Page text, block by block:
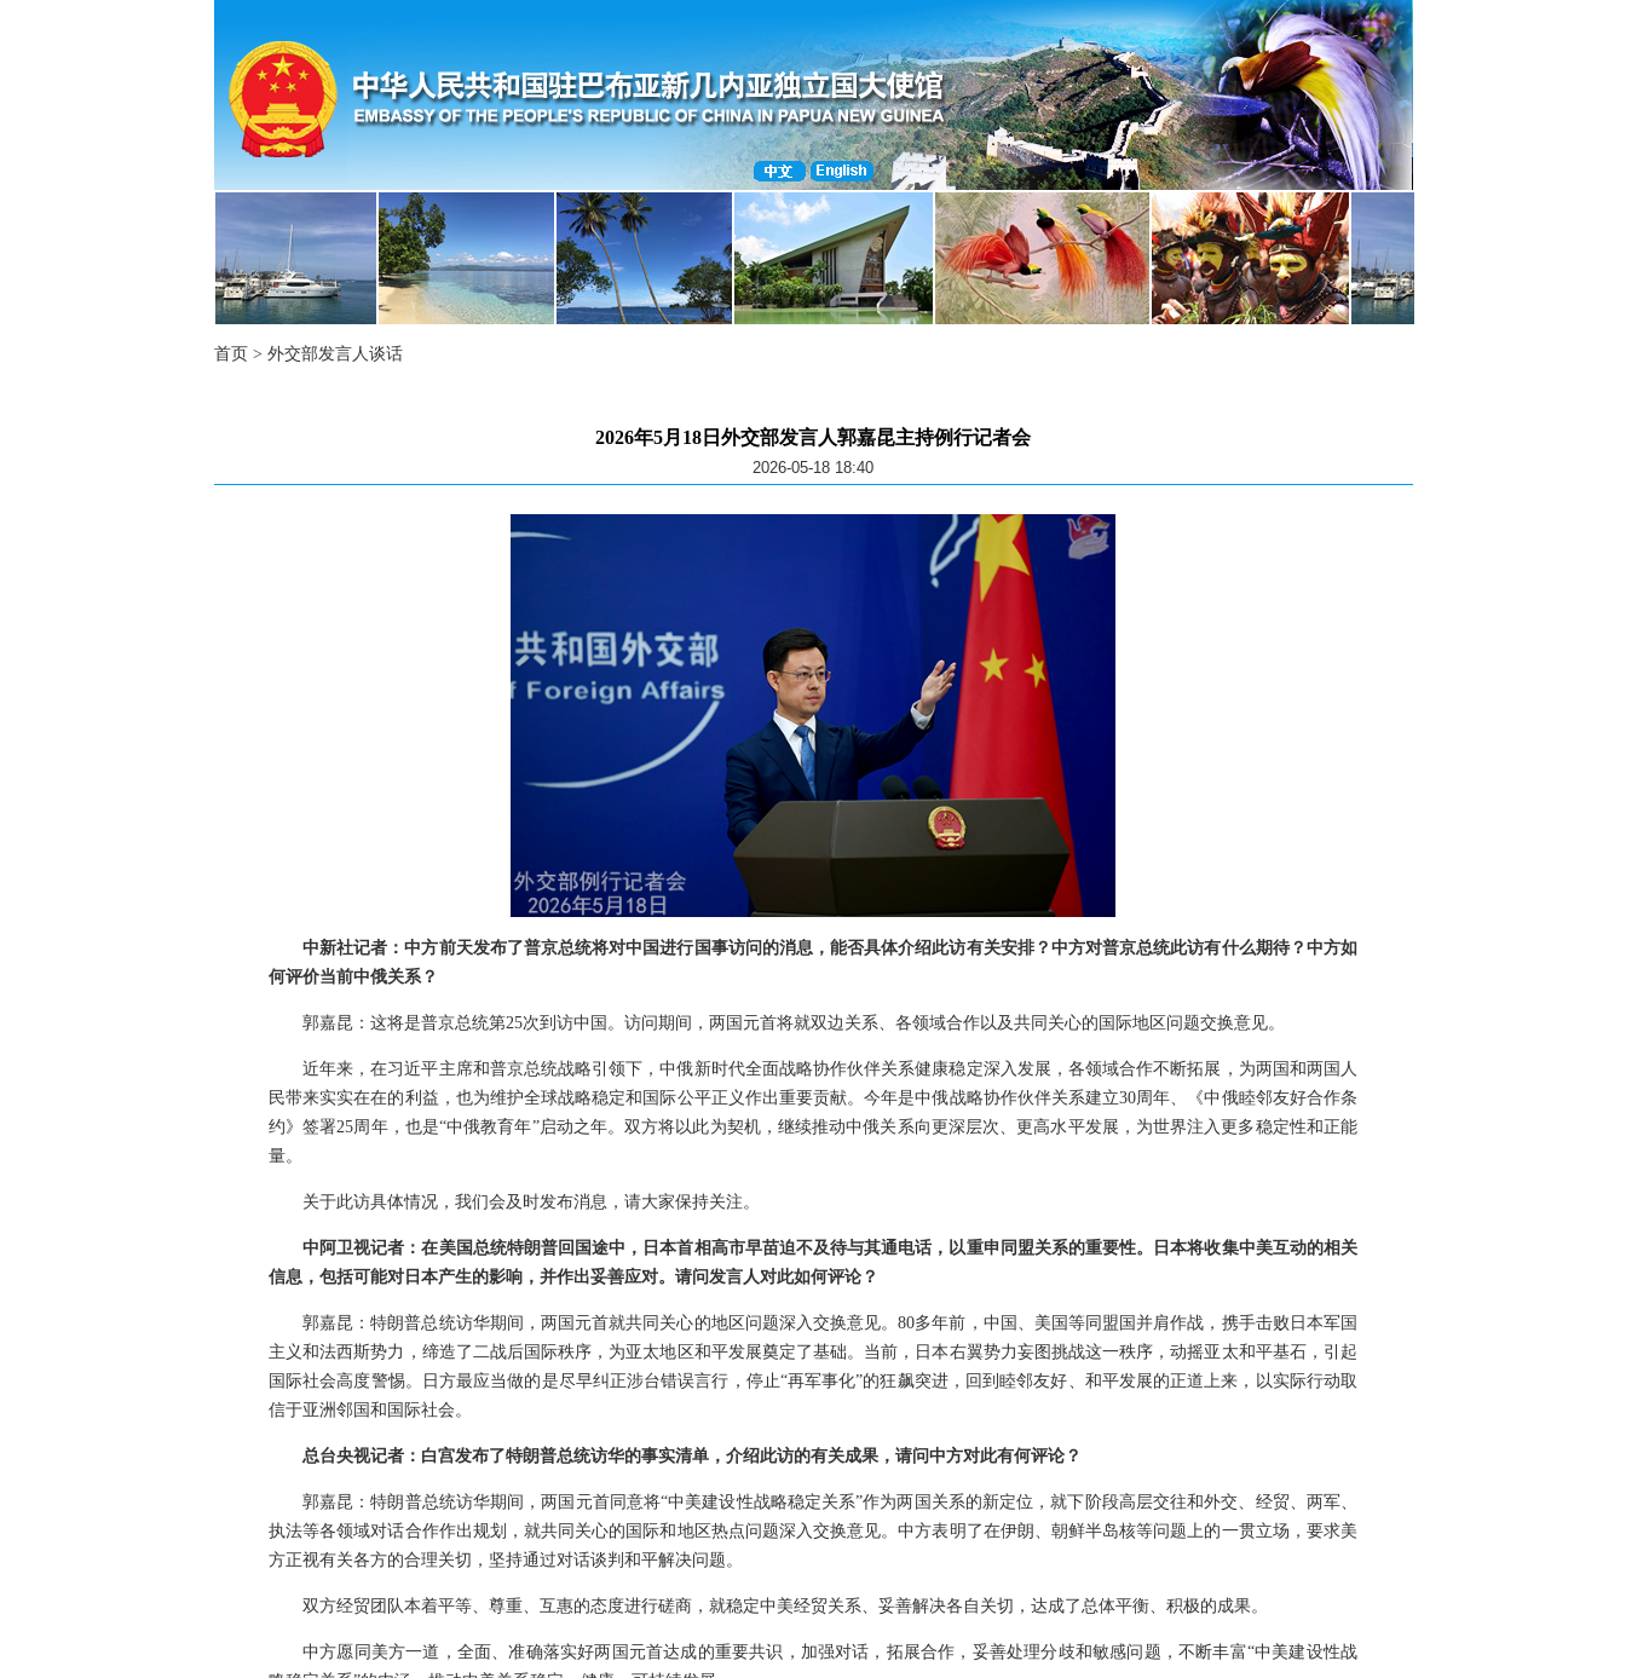
首页 > 外交部发言人谈话
2026年5月18日外交部发言人郭嘉昆主持例行记者会
2026-05-18 18:40
中新社记者：中方前天发布了普京总统将对中国进行国事访问的消息，能否具体介绍此访有关安排？中方对普京总统此访有什么期待？中方如
何评价当前中俄关系？
郭嘉昆：这将是普京总统第25次到访中国。访问期间，两国元首将就双边关系、各领域合作以及共同关心的国际地区问题交换意见。
近年来，在习近平主席和普京总统战略引领下，中俄新时代全面战略协作伙伴关系健康稳定深入发展，各领域合作不断拓展，为两国和两国人
民带来实实在在的利益，也为维护全球战略稳定和国际公平正义作出重要贡献。今年是中俄战略协作伙伴关系建立30周年、《中俄睦邻友好合作条
约》签署25周年，也是“中俄教育年”启动之年。双方将以此为契机，继续推动中俄关系向更深层次、更高水平发展，为世界注入更多稳定性和正能
量。
关于此访具体情况，我们会及时发布消息，请大家保持关注。
中阿卫视记者：在美国总统特朗普回国途中，日本首相高市早苗迫不及待与其通电话，以重申同盟关系的重要性。日本将收集中美互动的相关
信息，包括可能对日本产生的影响，并作出妥善应对。请问发言人对此如何评论？
郭嘉昆：特朗普总统访华期间，两国元首就共同关心的地区问题深入交换意见。80多年前，中国、美国等同盟国并肩作战，携手击败日本军国
主义和法西斯势力，缔造了二战后国际秩序，为亚太地区和平发展奠定了基础。当前，日本右翼势力妄图挑战这一秩序，动摇亚太和平基石，引起
国际社会高度警惕。日方最应当做的是尽早纠正涉台错误言行，停止“再军事化”的狂飙突进，回到睦邻友好、和平发展的正道上来，以实际行动取
信于亚洲邻国和国际社会。
总台央视记者：白宫发布了特朗普总统访华的事实清单，介绍此访的有关成果，请问中方对此有何评论？
郭嘉昆：特朗普总统访华期间，两国元首同意将“中美建设性战略稳定关系”作为两国关系的新定位，就下阶段高层交往和外交、经贸、两军、
执法等各领域对话合作作出规划，就共同关心的国际和地区热点问题深入交换意见。中方表明了在伊朗、朝鲜半岛核等问题上的一贯立场，要求美
方正视有关各方的合理关切，坚持通过对话谈判和平解决问题。
双方经贸团队本着平等、尊重、互惠的态度进行磋商，就稳定中美经贸关系、妥善解决各自关切，达成了总体平衡、积极的成果。
中方愿同美方一道，全面、准确落实好两国元首达成的重要共识，加强对话，拓展合作，妥善处理分歧和敏感问题，不断丰富“中美建设性战